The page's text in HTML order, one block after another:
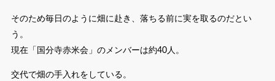
そのため毎日のように畑に赴き、落ちる前に実を取るのだとい
う。
現在「国分寺赤米会」のメンバーは約40人。
交代で畑の手入れをしている。